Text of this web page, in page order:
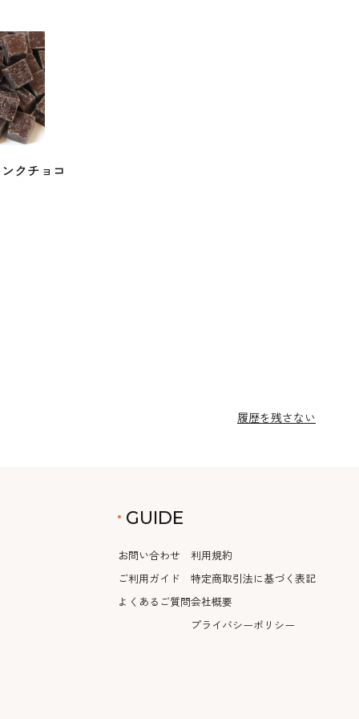
クチョコ
履歴を残さない
GUIDE
お問い合わせ
ご利用ガイド
よくあるご質問
利用規約
特定商取引法に基づく表記
会社概要
プライバシーポリシー